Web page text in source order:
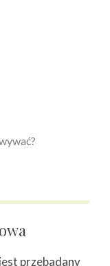
przebadany